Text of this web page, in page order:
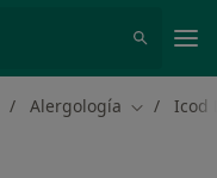
Alergología Cambiar
Icod